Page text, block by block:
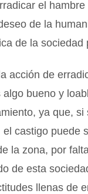
el
de la
de la sociedad
acción de
bueno y
ya que,
castigo puede
la zona, por
de esta
llenas de